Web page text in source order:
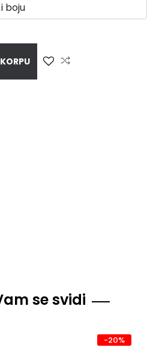
se svidi
-20%